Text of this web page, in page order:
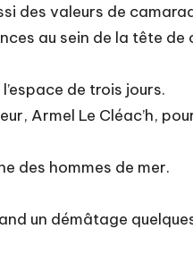
des valeurs de
au sein de la tête
de trois jours.
Armel Le Cléac’h,
des hommes de mer.
un démâtage